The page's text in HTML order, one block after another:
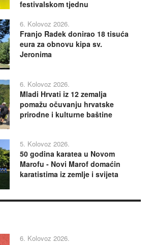
festivalskom tjednu
6. Kolovoz 2026.
Franjo Radek donirao 18 tisuća
eura za obnovu kipa sv.
Jeronima
6. Kolovoz 2026.
Mladi Hrvati iz 12 zemalja
pomažu očuvanju hrvatske
prirodne i kulturne baštine
5. Kolovoz 2026.
50 godina karatea u Novom
Marofu - Novi Marof domaćin
karatistima iz zemlje i svijeta
6. Kolovoz 2026.